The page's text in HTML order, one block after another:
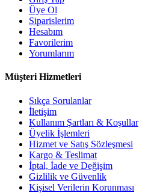
Üye Ol
Siparislerim
Hesabım
Favorilerim
Yorumlarım
Müşteri Hizmetleri
Sıkça Sorulanlar
İletişim
Kullanım Şartları & Koşullar
Üyelik İşlemleri
Hizmet ve Satış Sözleşmesi
Kargo & Teslimat
İptal, İade ve Değişim
Gizlilik ve Güvenlik
Kişisel Verilerin Korunması